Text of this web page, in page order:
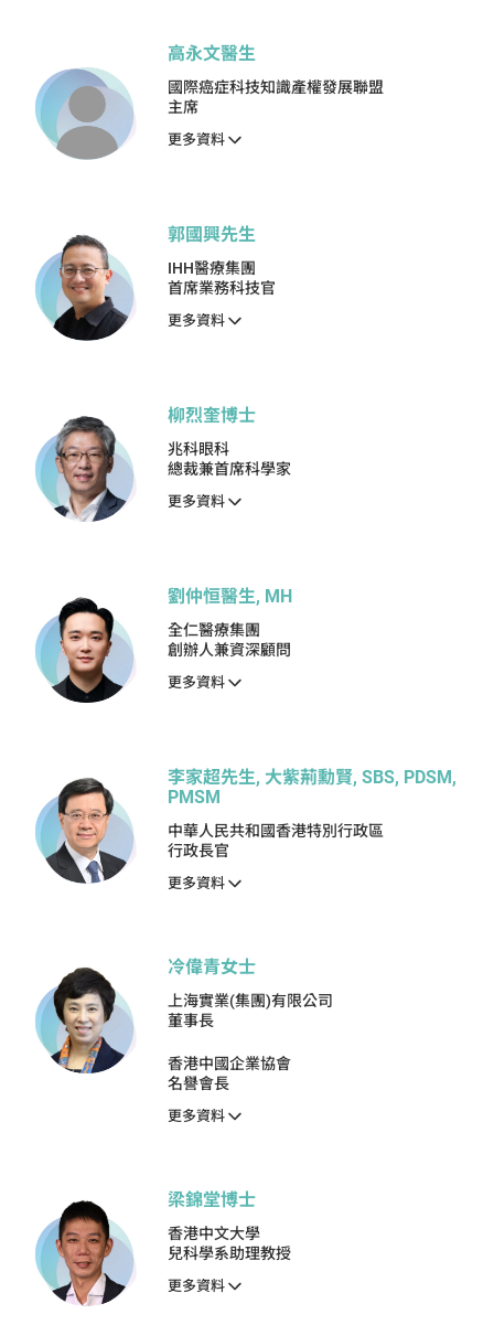
高永文醫生
國際癌症科技知識產權發展聯盟
主席
更多資料
郭國興先生
IHH醫療集團
首席業務科技官
更多資料
柳烈奎博士
兆科眼科
總裁兼首席科學家
更多資料
劉仲恒醫生, MH
全仁醫療集團
創辦人兼資深顧問
更多資料
李家超先生, 大紫荊勳賢, SBS, PDSM,
PMSM
中華人民共和國香港特別行政區
行政長官
更多資料
冷偉青女士
上海實業(集團)有限公司
董事長
香港中國企業協會
名譽會長
更多資料
梁錦堂博士
香港中文大學
兒科學系助理教授
更多資料